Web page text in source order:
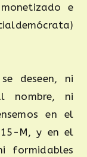
e
deseen, ni
nombre, ni
en el
M, y en el
formidables